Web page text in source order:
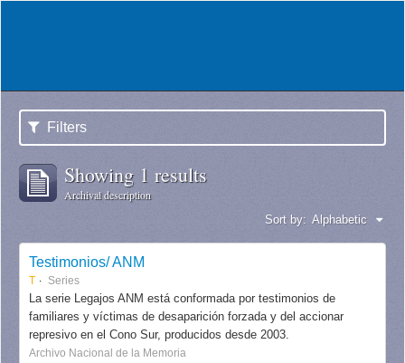
Filters
Showing 1 results
Archival description
Sort by: Alphabetic
Testimonios/ ANM
T Series
La serie Legajos ANM está conformada por testimonios de
familiares y víctimas de desaparición forzada y del accionar
represivo en el Cono Sur, producidos desde 2003.
Archivo Nacional de la Memoria